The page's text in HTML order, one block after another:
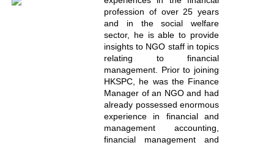
profession of over 25 years
and in the social welfare
sector, he is able to provide
insights to NGO staff in topics
relating to financial
management. Prior to joining
HKSPC, he was the Finance
Manager of an NGO and had
already possessed enormous
experience in financial and
management accounting,
financial management and